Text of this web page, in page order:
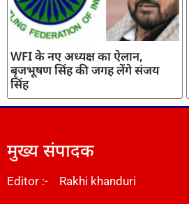
WFI के नए अध्यक्ष का ऐलान,
बृजभूषण सिंह की जगह लेंगे संजय
सिंह
मुख्य संपादक
Editor :- Rakhi khanduri